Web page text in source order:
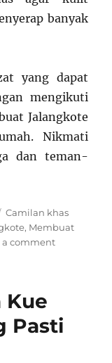
banyak
yang dapat
mengikuti
Jalangkote
Nikmati
dan teman-
Tags
Camilan khas
, Membuat
a commenton
Khas
Makassar
Kue
Pasti